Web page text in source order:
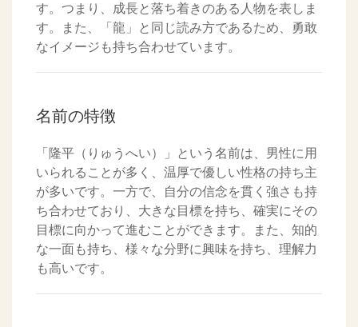
す。つまり、成長と落ち着きのある人物を表しま
す。また、「龍」と同じ読み方であるため、勇敢
なイメージも持ち合わせています。
名前の特徴
「隆平（りゅうへい）」という名前は、男性に用
いられることが多く、温厚で優しい性格の持ち主
が多いです。一方で、自分の信念を貫く強さも持
ち合わせており、大きな目標を持ち、確実にその
目標に向かって進むことができます。また、知的
な一面も持ち、様々な分野に興味を持ち、理解力
も高いです。